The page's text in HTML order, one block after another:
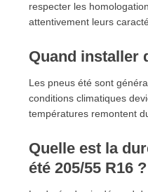
respecter les
attentivement leurs
Quand installer
Les pneus été sont
conditions climatiques
températures remontent
Quelle est la
été 205/55 R16 ?